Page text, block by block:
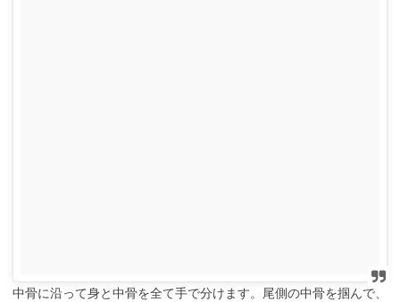
中骨に沿って身と中骨を全て手で分けます。尾側の中骨を掴んで、